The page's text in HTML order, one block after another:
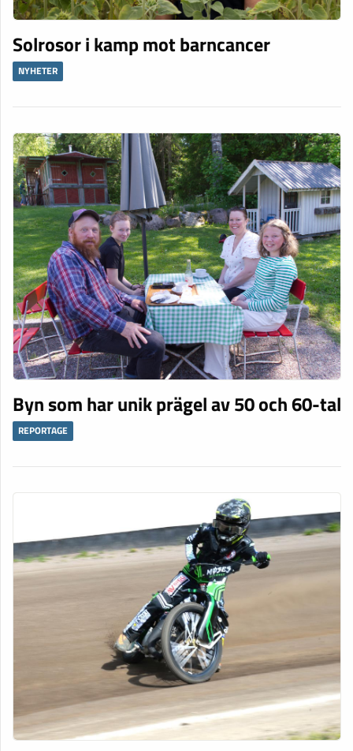
Solrosor i kamp mot barncancer
NYHETER
Byn som har unik prägel av 50 och 60-tal
REPORTAGE